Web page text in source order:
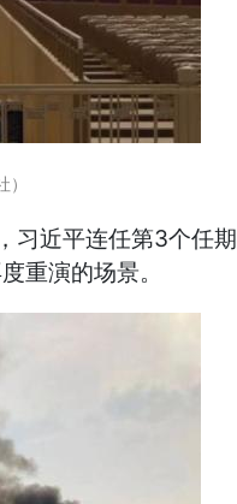
近平连任第3个任
重演的场景。